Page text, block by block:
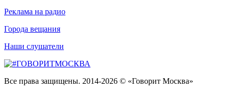
Реклама на радио
Города вещания
Наши слушатели
Все права защищены. 2014-2026 © «Говорит Москва»